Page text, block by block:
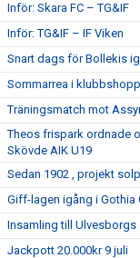
Inför: Skara FC – TG&IF
Inför: TG&IF – IF Viken
Snart dags för Bollekis
Sommarrea i
Träningsmatch mot
Theos frispark ordnade
Skövde AIK U19
Sedan 1902 , projekt
Giff-lagen igång i Gothia
Insamling till Ulvesborgs
Jackpott 20.000kr 9 juli